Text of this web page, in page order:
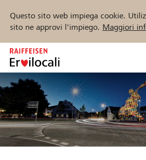
Questo sito web impiega cookie.
sito ne approvi l'impiego. Maggiori
Zum
Inhalt
springen
Trova progetti e organizzazioni
Inizia ora